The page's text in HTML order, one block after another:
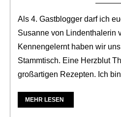
Als 4. Gastblogger darf ich
Susanne von Lindenthalerin
Kennengelernt haben wir
Stammtisch. Eine Herzblut
großartigen Rezepten. Ich
MEHR LESEN